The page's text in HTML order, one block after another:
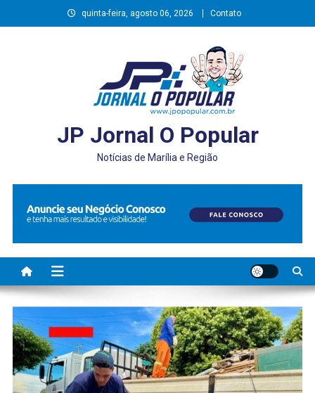
to
quinta-feira, agosto 06, 2026 Contato
JP Jornal O Popular
Notícias de Marília e Região